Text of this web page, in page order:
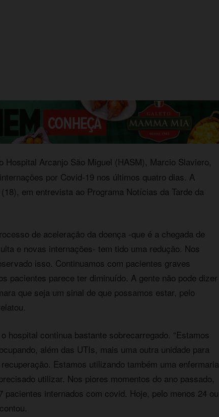
Hospital Arcanjo São Miguel (HASM), Marcio Slaviero,
por Covid-19 nos últimos quatro dias. A
em entrevista ao Programa Notícias da Tarde da
de aceleração da doença -que é a chegada de
e novas internações- tem tido uma redução. Nos
isso. Continuamos com pacientes graves
pacientes parece ter diminuído. A gente não pode dizer
que seja um sinal de que possamos estar, pelo
hospital continua bastante sobrecarregado. “Estamos
além das UTIs, mais uma outra unidade para
Estamos utilizando também uma enfermaria
utilizar. Nos piores momentos do ano passado,
pacientes internados com covid. Hoje, pelo menos 24 ou